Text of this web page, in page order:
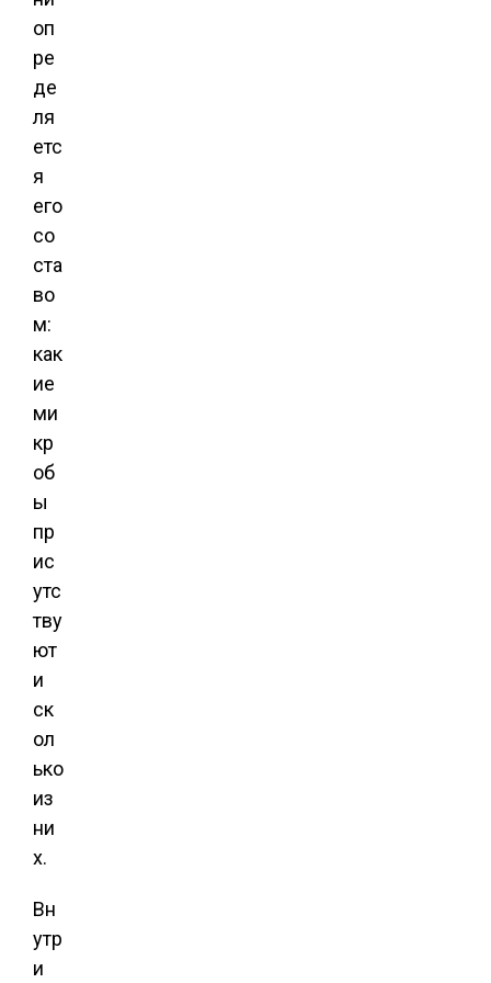
оп
ре
де
ля
етс
я
его
со
ста
во
м:
как
ие
ми
кр
об
ы
пр
ис
утс
тву
ют
и
ск
ол
ько
из
ни
х.
Вн
утр
и